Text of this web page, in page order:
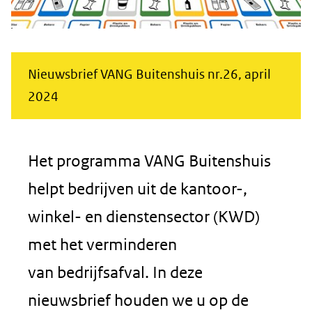
Nieuwsbrief VANG Buitenshuis nr.26, april
2024
Het programma VANG Buitenshuis
helpt bedrijven uit de kantoor-,
winkel- en dienstensector (KWD)
met het verminderen
van bedrijfsafval. In deze
nieuwsbrief houden we u op de